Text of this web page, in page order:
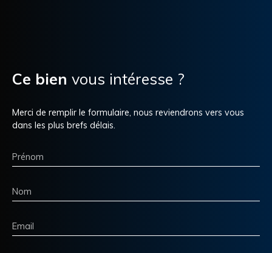
Ce bien vous intéresse ?
Merci de remplir le formulaire, nous reviendrons vers vous
dans les plus brefs délais.
Prénom
Nom
Email